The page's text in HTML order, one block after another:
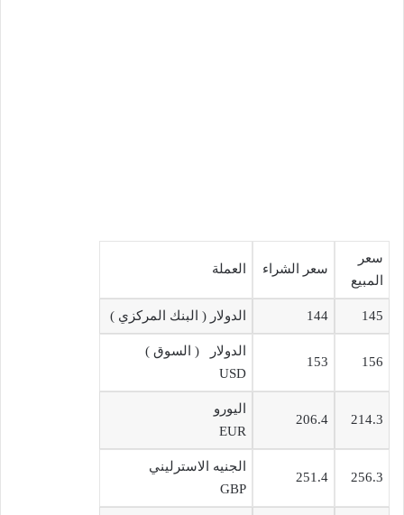
سعر
المبيع
سعر الشراء العملة
145
144 الدولار ( البنك المركزي )
156
153
الدولار ( السوق )
USD
214.3
206.4
اليورو
EUR
256.3
251.4
الجنيه الاسترليني
GBP